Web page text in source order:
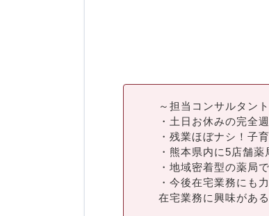
～担当コンサルタン
・土日お休みの完全
・残業ほぼナシ！子
・熊本県内に5店舗薬
・地域密着型の薬局
・今後在宅業務にも
在宅業務に興味があ